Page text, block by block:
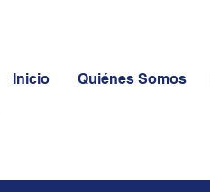
Inicio Quiénes Somos